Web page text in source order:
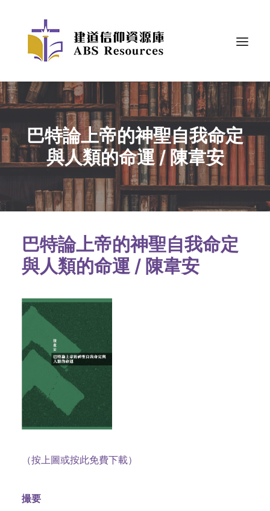
巴特論上帝的神聖自我命定
與人類的命運 / 陳韋安
巴特論上帝的神聖自我命定
與人類的命運 / 陳韋安
（按上圖或按此免費下載）
撮要